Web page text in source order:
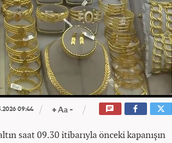
09:44
saat 09.30 itibarıyla önceki kapanışın